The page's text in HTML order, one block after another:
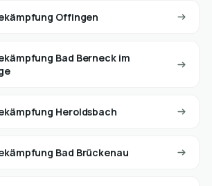
Offingen
Bad Berneck im
Heroldsbach
Bad Brückenau